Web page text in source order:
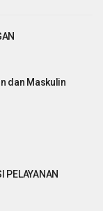
dan Maskulin
PELAYANAN